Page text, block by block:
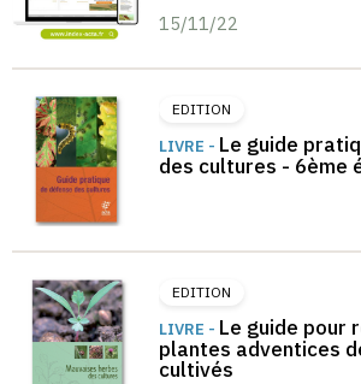
15/11/22
EDITION
LIVRE - Le guide
des cultures - 6ème
EDITION
LIVRE - Le guide pour
plantes adventices
cultivés